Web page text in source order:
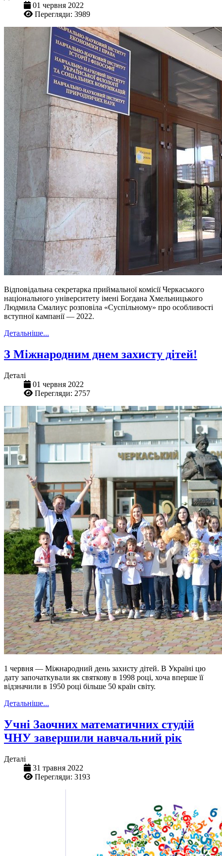
01 червня 2022
Перегляди: 3989
Відповідальна секретарка приймальної комісії Черкаського
національного університету імені Богдана Хмельницького
Людмила Смалиус розповіла «Суспільному» про особливості
вступної кампанії — 2022.
Детальніше...
З Міжнародним днем захисту дітей!
Деталі
01 червня 2022
Перегляди: 2757
1 червня — Міжнародний день захисту дітей. В Україні цю
дату започаткували як святкову в 1998 році, хоча вперше її
відзначили в 1950 році більше 50 країн світу.
Детальніше...
Учні Заочних математичних студій
ЧНУ завершили навчальний рік
Деталі
31 травня 2022
Перегляди: 3193